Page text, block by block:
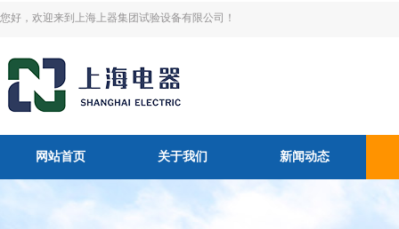
您好，欢迎来到上海上器集团试验设备有限公司！
网站首页 关于我们 新闻动态